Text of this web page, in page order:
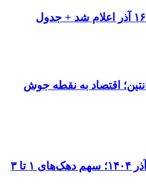
اقتصاد به نقطه جوش
افزایش قابل توجه یارانه آذر ۱۴۰۴؛ سهم دهک‌های ۱ تا ۳